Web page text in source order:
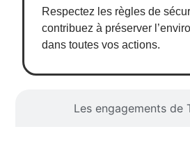
Les engagements de
Respectez les règles de
contribuez à préserver
dans toutes vos actions.